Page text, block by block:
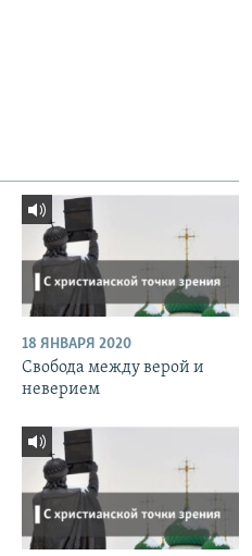
18 ЯНВАРЯ 2020
Свобода между верой и
неверием